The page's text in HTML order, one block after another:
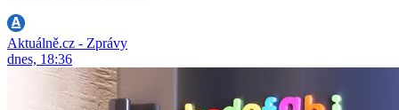
Aktuálně.cz - Zprávy
dnes, 18:36